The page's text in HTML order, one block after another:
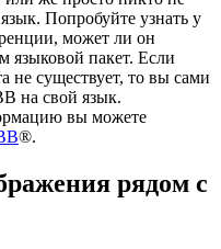
Попробуйте узнать у
может ли он
языковой пакет. Если
не существует, то вы сами
на свой язык.
вы можете
®.
рядом с